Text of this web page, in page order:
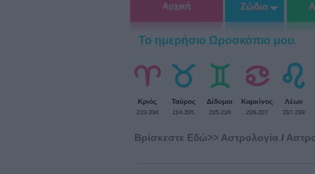
Αρχική Ζώδια
Το ημερήσιο Ωροσκόπιο μου.
Κριός
21/3-20/4
Ταύρος
21/4-20/5
Δίδυμοι
21/5-21/6
Καρκίνος
22/6-22/7
Λέων
23/7-23/8
Βρίσκεστε Eδώ>> Αστρολογία /